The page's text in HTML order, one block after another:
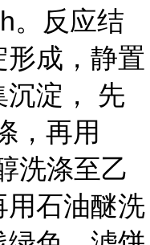
。反应结
形成，静置
沉淀， 先
，再用
洗涤至乙
用石油醚洗